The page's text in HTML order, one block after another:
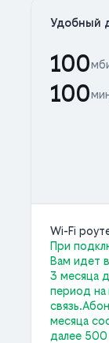
Удобный
100
100
Wi-Fi
При
Вам идет
3 месяца
период
месяца
далее